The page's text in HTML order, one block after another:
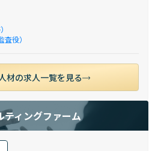
役）
材の求人一覧を見る
ティングファーム